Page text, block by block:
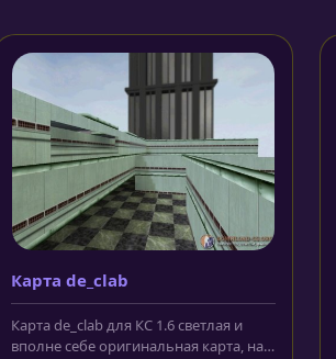
Карта de_clab
Карта de_clab для КС 1.6 светлая и
вполне себе оригинальная карта, на